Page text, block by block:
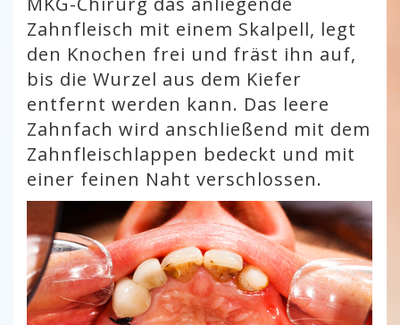
Zahnfleisch mit einem Skalpell, legt
den Knochen frei und fräst ihn auf,
bis die Wurzel aus dem Kiefer
entfernt werden kann. Das leere
Zahnfach wird anschließend mit dem
Zahnfleischlappen bedeckt und mit
einer feinen Naht verschlossen.